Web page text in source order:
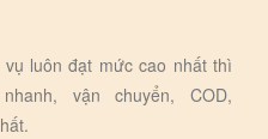
luôn đạt mức cao nhất thì
vận chuyển, COD,